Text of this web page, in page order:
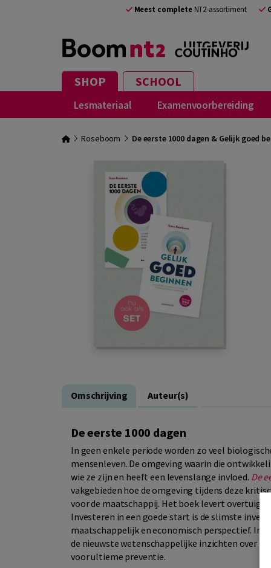
Meest completeNT2-assortiment
SHOP SCHOOL
Lesmateriaal Examenvoorbereiding
Roseboom De eerste 1000 dagen & Gelijk goed
Omschrijving Auteur(s)
De eerste 1000 dagen
In geen enkele periode worden zo veel
mensenleven. De omgeving waarin die
wie ze zijn en heeft een levenslange invloed. De
vakgebieden hoe de omgeving tijdens deze
voor de maatschappij. Het boek levert
Investeren in een goede start is de slimste
maatschappelijk en economisch perspectief. In
de nieuwste wetenschappelijke inzichten over
voor ultieme preventie.